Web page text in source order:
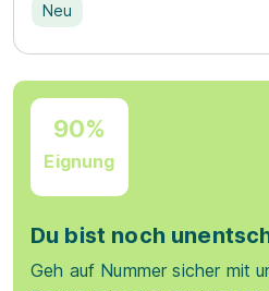
Neu
90%
Eignung
Du bist noch
Geh auf Nummer sicher mit